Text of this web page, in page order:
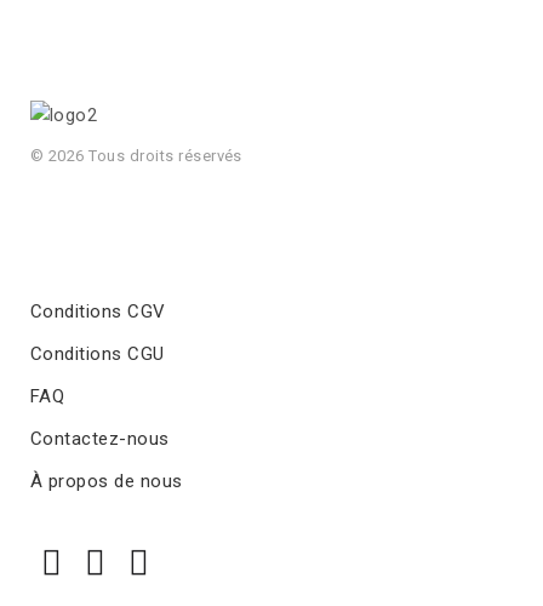
© 2026 Tous droits réservés
Conditions CGV
Conditions CGU
FAQ
Contactez-nous
À propos de nous